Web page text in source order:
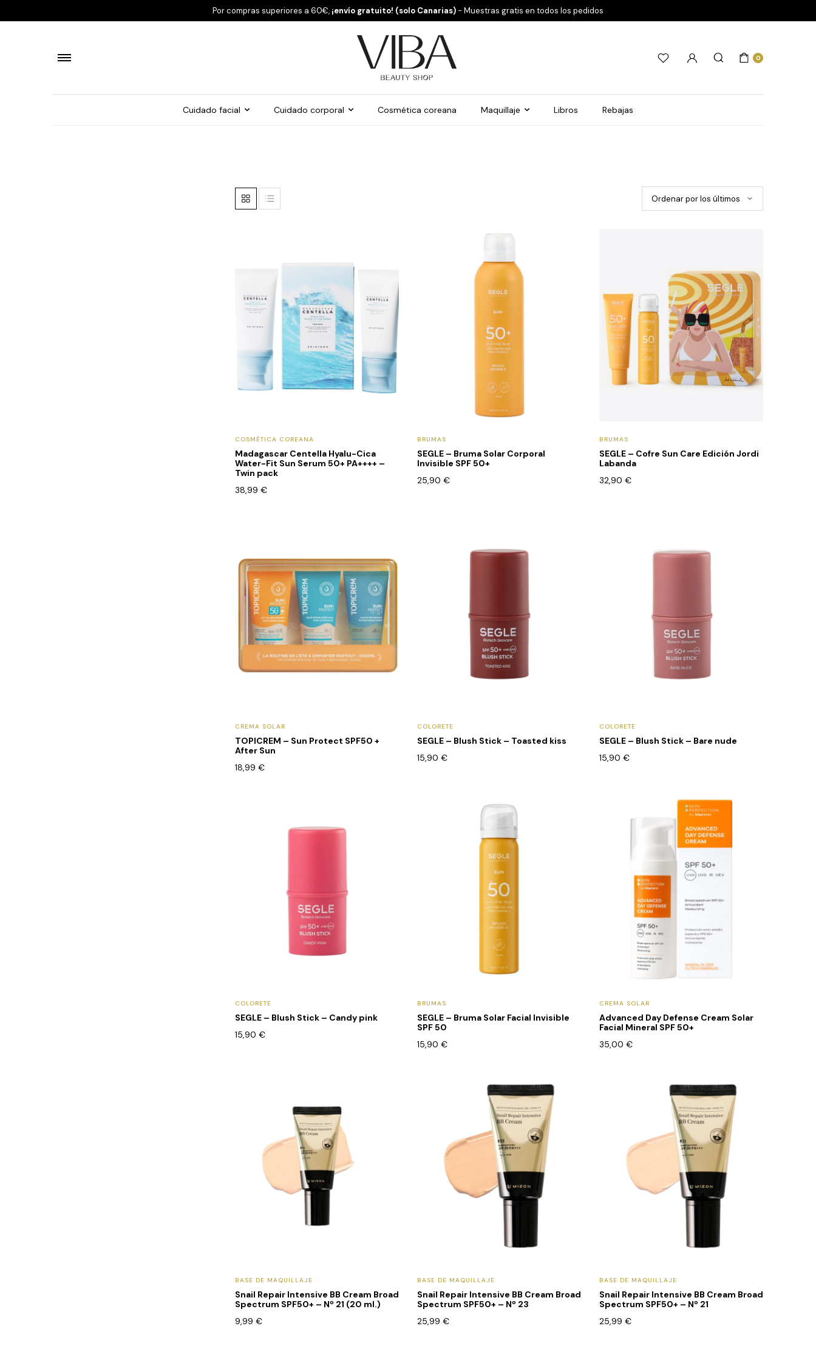
Por compras superiores a 60€, ¡envío gratuito! (solo Canarias) - Muestras gratis en todos los pedidos
0
Cuidado facial Cuidado corporal Cosmética coreana Maquillaje Libros Rebajas
COSMÉTICA COREANA
Madagascar Centella Hyalu-Cica
Water-Fit Sun Serum 50+ PA++++ –
Twin pack
38,99 €
BRUMAS
SEGLE – Bruma Solar Corporal
Invisible SPF 50+
25,90 €
BRUMAS
SEGLE – Cofre Sun Care Edición Jordi
Labanda
32,90 €
CREMA SOLAR
TOPICREM – Sun Protect SPF50 +
After Sun
18,99 €
COLORETE
SEGLE – Blush Stick – Toasted kiss
15,90 €
COLORETE
SEGLE – Blush Stick – Bare nude
15,90 €
COLORETE
SEGLE – Blush Stick – Candy pink
15,90 €
BRUMAS
SEGLE – Bruma Solar Facial Invisible
SPF 50
15,90 €
CREMA SOLAR
Advanced Day Defense Cream Solar
Facial Mineral SPF 50+
35,00 €
BASE DE MAQUILLAJE
Snail Repair Intensive BB Cream Broad
Spectrum SPF50+ – Nº 21 (20 ml.)
9,99 €
BASE DE MAQUILLAJE
Snail Repair Intensive BB Cream Broad
Spectrum SPF50+ – Nº 23
25,99 €
BASE DE MAQUILLAJE
Snail Repair Intensive BB Cream Broad
Spectrum SPF50+ – Nº 21
25,99 €